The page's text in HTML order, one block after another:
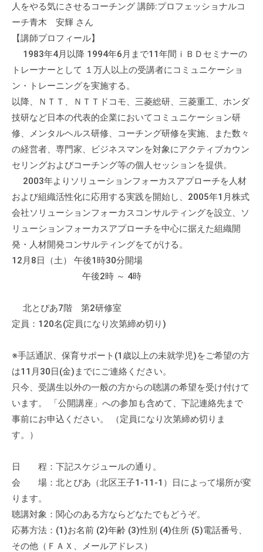
ィ
活
の
支
援
や
、
活
動
す
る
総
合
的
交
の
。
様
々
催
し
・
講
座
の
人をやる気にさせるコーチング 講師:プロフェッショナルコ
ーチ青木 安輝 さん
【講師プロフィール】
1983年4月以降 1994年6月まで11年間ｉＢＤセミナーの
トレーナーとして １万人以上の受講者にコミュニケーショ
ン・トレーニングを実施する。
以降、ＮＴＴ、ＮＴＴドコモ、三菱総研、三菱重工、ホンダ
技研など日本の代表的企業においてコミュニケーション研
修、メンタルヘルス研修、コーチング研修を実施、また数々
の経営者、専門家、ビジネスマンを対象にアクティブカウン
セリングおよびコーチング等の個人セッションを提供。
2003年よりソリューションフォーカスアプローチを人材
および組織活性化に応用する実践を開始し、2005年1月株式
会社ソリューションフォーカスコンサルティングを設立、ソ
リューションフォーカスアプローチを中心に据えた組織開
発・人材開発コンサルティングをてがける。
12月8日（土） 午後1時30分開場
午後2時 ～ 4時
北とぴあ7階 第2研修室
定員：120名(定員になり次第締め切り)
※手話通訳、保育サポート(1歳以上の未就学児)をご希望の方
は11月30日(金)までにご連絡ください。
只今、受講生以外の一般の方からの聴講の希望を受け付けて
います。 「公開講座」への参加も含めて、下記連絡先まで
事前にお申込ください。 （定員になり次第締め切りま
す。）
日 程：下記スケジュールの通り。
会 場：北とぴあ（北区王子1-11-1）日によって場所が変
ります。
聴講対象：関心のある方ならどなたでもどうぞ。
応募方法：(1)お名前 (2)年齢 (3)性別 (4)住所 (5)電話番号、
その他（ＦＡＸ、メールアドレス）